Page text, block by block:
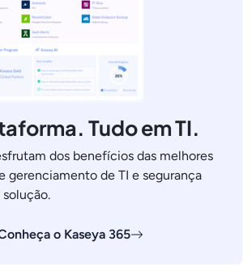
Tudo em TI.
dos benefícios das melhores
gerenciamento de TI e segurança
o Kaseya 365